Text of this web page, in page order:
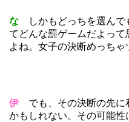
な しかもどっちを選んで
てどんな罰ゲームだよっ
よね。女子の決断めっちゃ
伊 でも、その決断の先に
かもしれない。その可能